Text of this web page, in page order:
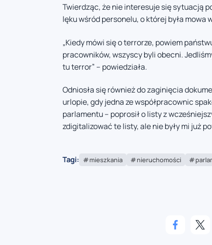
Twierdząc, że nie interesuje się sytuacją
lęku wśród personelu, o której była mowa
„Kiedy mówi się o terrorze, powiem
pracowników, wszyscy byli obecni.
tu terror” – powiedziała.
Odniosła się również do zaginięcia
urlopie, gdy jedna ze współpracownic
parlamentu – poprosił o listy z
zdigitalizować te listy, ale nie były mi już
Tagi: mieszkania nieruchomości